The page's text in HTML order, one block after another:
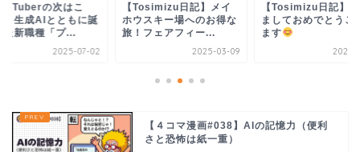
の次はこ
】生成AIとともに誕
た新職種「プ...
2025-07-02
【Tosimizu日記】メイ
ホウスキー場へのお得な
旅！フェアフィー...
2025-03-09
【Tosimizu日記】
ましておめでとうご
ます
2025-
【４コマ漫画#038】AIの記憶力（便利
さと恐怖は紙一重）